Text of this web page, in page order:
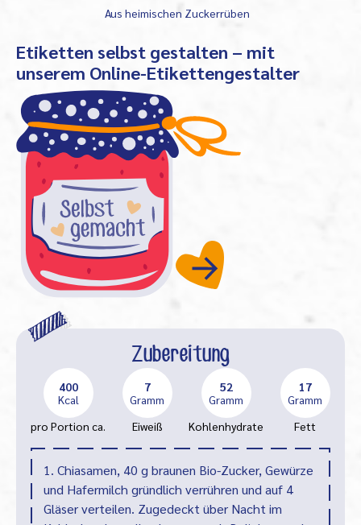
Aus heimischen Zuckerrüben
Etiketten selbst gestalten – mit
unserem Online-Etikettengestalter
Zubereitung
400
Kcal
pro Portion ca.
7
Gramm
Eiweiß
52
Gramm
Kohlenhydrate
17
Gramm
Fett
1. Chiasamen, 40 g braunen Bio-Zucker, Gewürze
und Hafermilch gründlich verrühren und auf 4
Gläser verteilen. Zugedeckt über Nacht im